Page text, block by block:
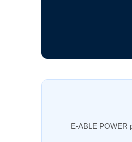
E-ABLE POWER